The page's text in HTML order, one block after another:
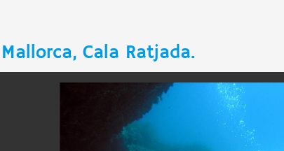
Mallorca, Cala Ratjada.